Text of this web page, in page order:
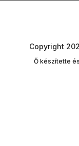
Copyright
Ő készítette